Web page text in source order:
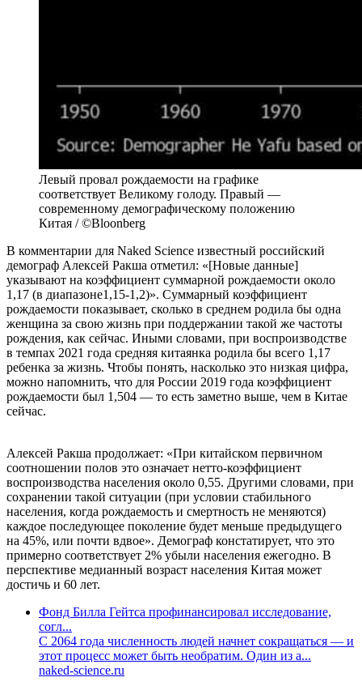
Левый провал рождаемости на графике
соответствует Великому голоду. Правый —
современному демографическому положению
Китая / ©Bloonberg
В комментарии для Naked Science известный российский
демограф Алексей Ракша отметил: «[Новые данные]
указывают на коэффициент суммарной рождаемости около
1,17 (в диапазоне1,15-1,2)». Суммарный коэффициент
рождаемости показывает, сколько в среднем родила бы одна
женщина за свою жизнь при поддержании такой же частоты
рождения, как сейчас. Иными словами, при воспроизводстве
в темпах 2021 года средняя китаянка родила бы всего 1,17
ребенка за жизнь. Чтобы понять, насколько это низкая цифра,
можно напомнить, что для России 2019 года коэффициент
рождаемости был 1,504 — то есть заметно выше, чем в Китае
сейчас.
Алексей Ракша продолжает: «При китайском первичном
соотношении полов это означает нетто-коэффициент
воспроизводства населения около 0,55. Другими словами, при
сохранении такой ситуации (при условии стабильного
населения, когда рождаемость и смертность не меняются)
каждое последующее поколение будет меньше предыдущего
на 45%, или почти вдвое». Демограф констатирует, что это
примерно соответствует 2% убыли населения ежегодно. В
перспективе медианный возраст населения Китая может
достичь и 60 лет.
Фонд Билла Гейтса профинансировал исследование,
согл...
С 2064 года численность людей начнет сокращаться — и
этот процесс может быть необратим. Один из а...
naked-science.ru